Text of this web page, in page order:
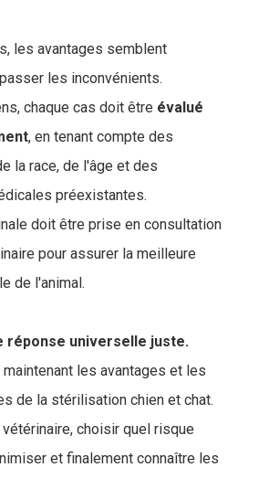
les avantages semblent
les inconvénients.
chaque cas doit être évalué
, en tenant compte des
la race, de l'âge et des
préexistantes.
doit être prise en consultation
pour assurer la meilleure
de l'animal.
réponse universelle juste.
les avantages et les
de la stérilisation chien et chat.
choisir quel risque
et finalement connaître les